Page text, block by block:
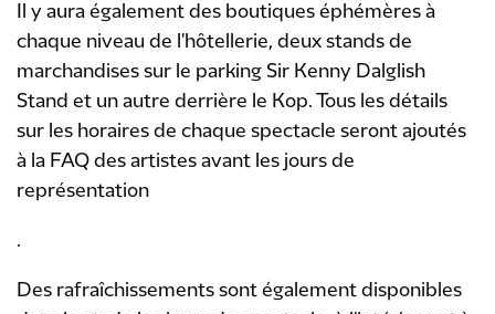
Il y aura également des boutiques éphémères à
chaque niveau de l'hôtellerie, deux stands de
marchandises sur le parking Sir Kenny Dalglish
Stand et un autre derrière le Kop. Tous les détails
sur les horaires de chaque spectacle seront ajoutés
à la FAQ des artistes avant les jours de
représentation
.
Des rafraîchissements sont également disponibles